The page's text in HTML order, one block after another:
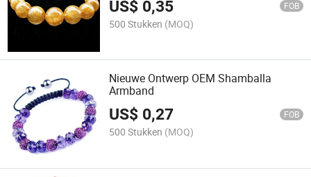
US$ 0,35 FOB
500 Stukken (MOQ)
Nieuwe Ontwerp OEM Shamballa
Armband
US$ 0,27 FOB
500 Stukken (MOQ)